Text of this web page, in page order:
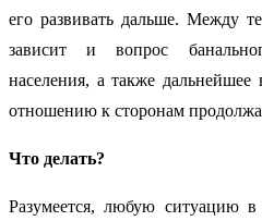
его развивать дальше. Между
зависит и вопрос
населения, а также
отношению к сторонам
Что делать?
Разумеется, любую ситуацию